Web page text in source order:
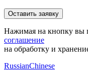
Нажимая на кнопку вы
соглашение
на обработку и
RussianChinese